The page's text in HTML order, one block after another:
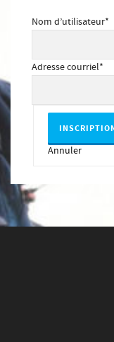
Nom d’utilisateur*
Adresse courriel*
Annuler